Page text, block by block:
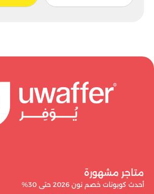
متاجر مشهورة
أحدث كوبونات خصم نون 2026 حتى 30%